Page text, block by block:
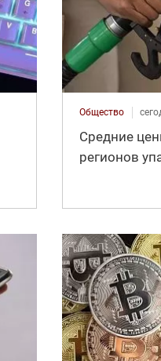
Общество
Средние
регионов